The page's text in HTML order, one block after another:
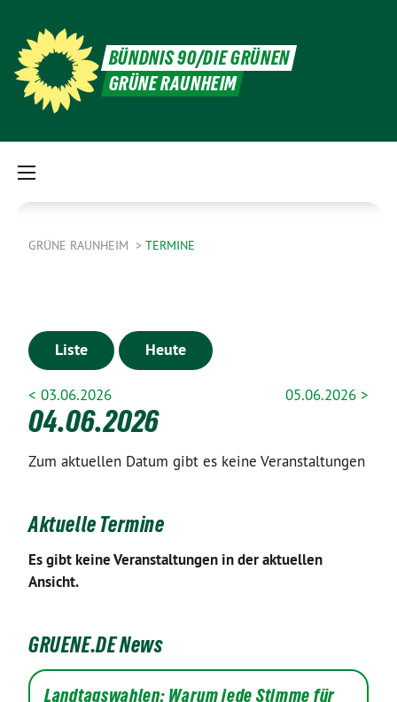
BÜNDNIS 90/DIE GRÜNEN
GRÜNE RAUNHEIM
GRÜNE RAUNHEIM TERMINE
Liste Heute
< 03.06.2026 05.06.2026 >
04.06.2026
Zum aktuellen Datum gibt es keine Veranstaltungen
Aktuelle Termine
Es gibt keine Veranstaltungen in der aktuellen
Ansicht.
GRUENE.DE News
Landtagswahlen: Warum jede Stimme für